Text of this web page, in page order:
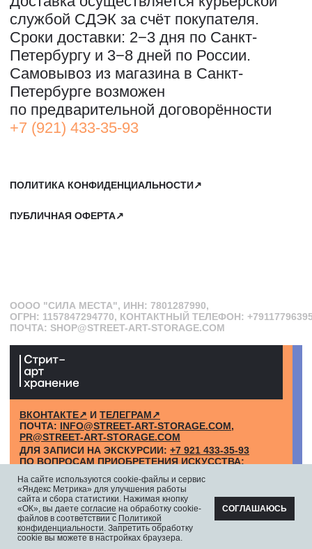
САНКТ-ПЕТЕРБУРГ, СЕВКАБЕЛЬ ПОРТ
КОЖЕВЕННАЯ УЛИЦА, 40Е
2-Й ЭТАЖ, ДОМОФОН 19#
ВКОНТАКТЕ↗ИТЕЛЕГРАМ↗
ПОЧТА:INFO@STREET-ART-STORAGE.COM,
PR@STREET-ART-STORAGE.COM
ДЛЯ ЗАПИСИ НА ЭКСКУРСИИ: +7 921 433-35-93
ПО ВОПРОСАМ ПРИОБРЕТЕНИЯ ИСКУССТВА:
+7 911 779-63-95
На сайте используются cookie-файлы и сервис
«Яндекс Метрика» для улучшения работы
сайта и сбора статистики. Нажимая кнопку
«ОК», вы даете согласие на обработку cookie-
файлов в соответствии с Политикой
конфиденциальности. Запретить обработку
cookie вы можете в настройках браузера.
СОГЛАШАЮСЬ